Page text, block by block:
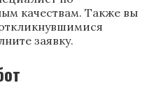
качествам. Также вы
заявку.